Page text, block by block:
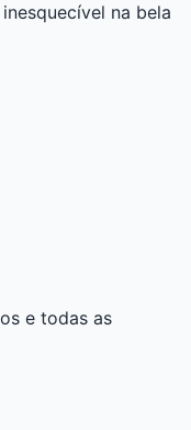
na bela
e todas as